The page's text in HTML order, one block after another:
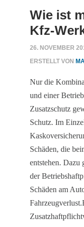
Wie ist
Kfz-
26. NOVEMBER
ERSTELLT VON
Nur die
und einer
Zusatzschutz
Schutz. Im
Schäden, die
entstehen. Dazu
der
Schäden am